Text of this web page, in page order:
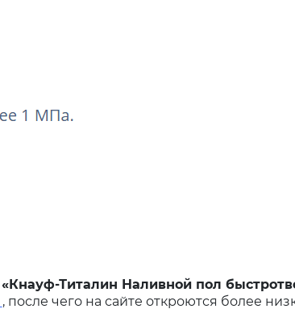
«Кнауф-Титалин Наливной пол
, после чего на сайте откроются более